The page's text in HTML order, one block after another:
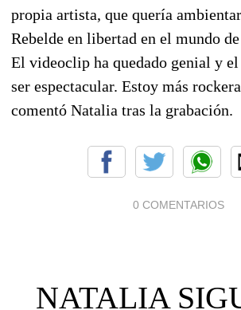
propia artista, que quería
Rebelde en libertad en el mundo
El videoclip ha quedado genial y
ser espectacular. Estoy más rockera
comentó Natalia tras la grabación.
0 COMENTARIOS
NATALIA